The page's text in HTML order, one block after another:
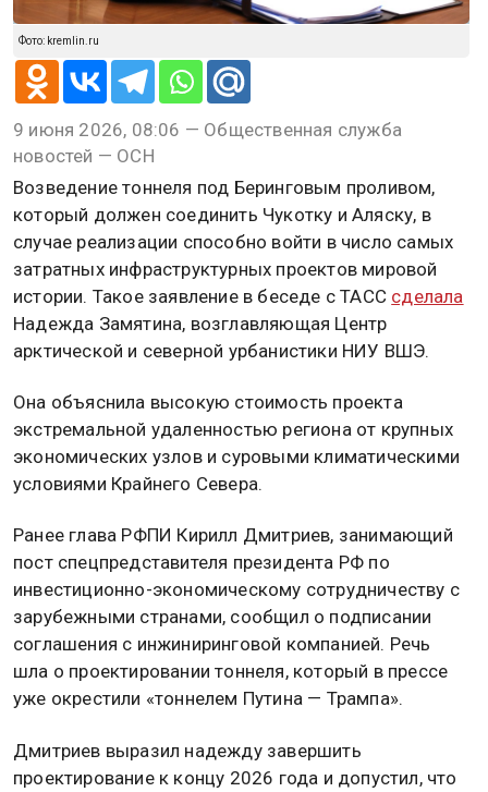
Фото: kremlin.ru
9 июня 2026, 08:06 — Общественная служба
новостей — ОСН
Возведение тоннеля под Беринговым проливом,
который должен соединить Чукотку и Аляску, в
случае реализации способно войти в число самых
затратных инфраструктурных проектов мировой
истории. Такое заявление в беседе с ТАСС сделала
Надежда Замятина, возглавляющая Центр
арктической и северной урбанистики НИУ ВШЭ.
Она объяснила высокую стоимость проекта
экстремальной удаленностью региона от крупных
экономических узлов и суровыми климатическими
условиями Крайнего Севера.
Ранее глава РФПИ Кирилл Дмитриев, занимающий
пост спецпредставителя президента РФ по
инвестиционно-экономическому сотрудничеству с
зарубежными странами, сообщил о подписании
соглашения с инжиниринговой компанией. Речь
шла о проектировании тоннеля, который в прессе
уже окрестили «тоннелем Путина — Трампа».
Дмитриев выразил надежду завершить
проектирование к концу 2026 года и допустил, что